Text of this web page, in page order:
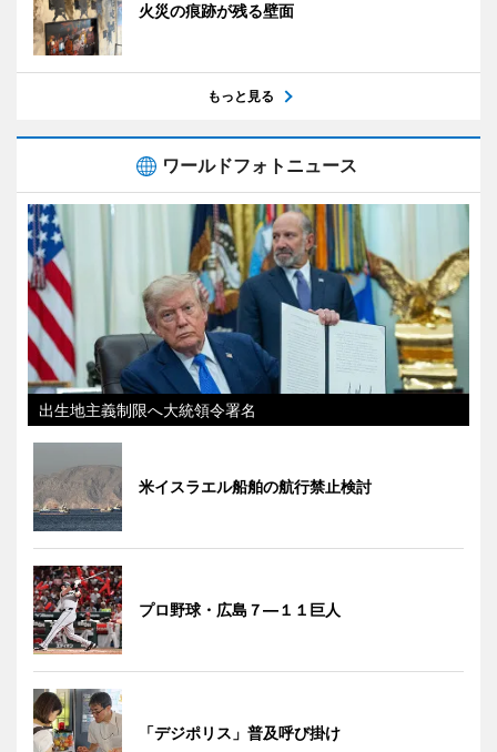
火災の痕跡が残る壁面
もっと見る
ワールドフォトニュース
出生地主義制限へ大統領令署名
米イスラエル船舶の航行禁止検討
プロ野球・広島７―１１巨人
「デジポリス」普及呼び掛け